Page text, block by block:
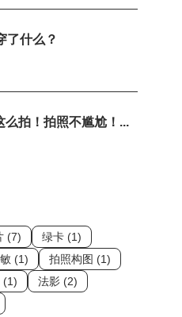
了什么？
么拍！拍照不尴尬！...
(7)
绿卡 (1)
(1)
拍照构图 (1)
(1)
法影 (2)